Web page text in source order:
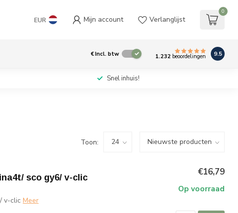
EUR Mijn account Verlanglijst
0
€Incl. btw 1.232 beoordelingen 9.5
Snel inhuis!
Toon:
sco gy6/ v-clic
v-clic Meer
€16,79
Op voorraad